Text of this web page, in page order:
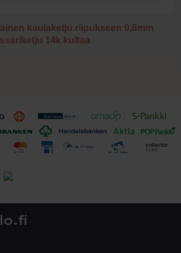
kaulaketju riipukseen 0,8mm
14k kultaa